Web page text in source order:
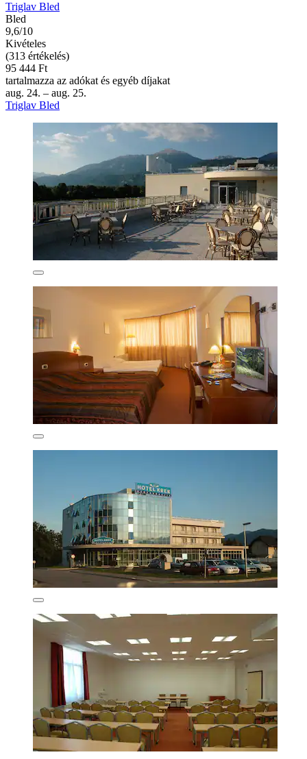
Triglav Bled
Bled
9,6/10
Kivételes
(313 értékelés)
95 444 Ft
tartalmazza az adókat és egyéb díjakat
aug. 24. – aug. 25.
Triglav Bled